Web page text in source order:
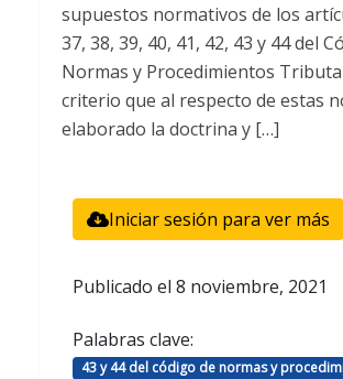
supuestos normativos de los
37, 38, 39, 40, 41, 42, 43 y 44 del
Normas y Procedimientos
criterio que al respecto de estas
elaborado la doctrina y […]
Iniciar sesión para ver más
Publicado el 8 noviembre, 2021
Palabras clave:
43 y 44 del código de normas y